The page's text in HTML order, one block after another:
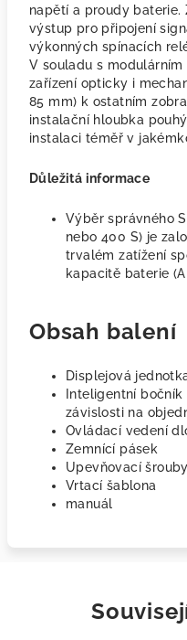
napětí a proudy baterie.
výstup pro připojení
výkonných spínacích
V souladu s modulárním
zařízení opticky i
85 mm) k ostatním
instalační hloubka
instalaci téměř v
Důležitá informace
Výběr správného
nebo 400 S) je
trvalém zatížení
kapacitě baterie
Obsah balení
Displejová
Inteligentní
závislosti na
Ovládací vedení
Zemnící pásek
Upevňovací šrouby
Vrtací šablona
manuál